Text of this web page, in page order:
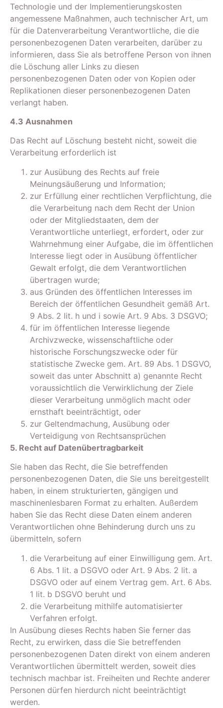
Technologie und der Implementierungskosten
angemessene Maßnahmen, auch technischer Art, um
für die Datenverarbeitung Verantwortliche, die die
personenbezogenen Daten verarbeiten, darüber zu
informieren, dass Sie als betroffene Person von ihnen
die Löschung aller Links zu diesen
personenbezogenen Daten oder von Kopien oder
Replikationen dieser personenbezogenen Daten
verlangt haben.
4.3 Ausnahmen
Das Recht auf Löschung besteht nicht, soweit die
Verarbeitung erforderlich ist
zur Ausübung des Rechts auf freie
Meinungsäußerung und Information;
zur Erfüllung einer rechtlichen Verpflichtung, die
die Verarbeitung nach dem Recht der Union
oder der Mitgliedstaaten, dem der
Verantwortliche unterliegt, erfordert, oder zur
Wahrnehmung einer Aufgabe, die im öffentlichen
Interesse liegt oder in Ausübung öffentlicher
Gewalt erfolgt, die dem Verantwortlichen
übertragen wurde;
aus Gründen des öffentlichen Interesses im
Bereich der öffentlichen Gesundheit gemäß Art.
9 Abs. 2 lit. h und i sowie Art. 9 Abs. 3 DSGVO;
für im öffentlichen Interesse liegende
Archivzwecke, wissenschaftliche oder
historische Forschungszwecke oder für
statistische Zwecke gem. Art. 89 Abs. 1 DSGVO,
soweit das unter Abschnitt a) genannte Recht
voraussichtlich die Verwirklichung der Ziele
dieser Verarbeitung unmöglich macht oder
ernsthaft beeinträchtigt, oder
zur Geltendmachung, Ausübung oder
Verteidigung von Rechtsansprüchen
5. Recht auf Datenübertragbarkeit
Sie haben das Recht, die Sie betreffenden
personenbezogenen Daten, die Sie uns bereitgestellt
haben, in einem strukturierten, gängigen und
maschinenlesbaren Format zu erhalten. Außerdem
haben Sie das Recht diese Daten einem anderen
Verantwortlichen ohne Behinderung durch uns zu
übermitteln, sofern
die Verarbeitung auf einer Einwilligung gem. Art.
6 Abs. 1 lit. a DSGVO oder Art. 9 Abs. 2 lit. a
DSGVO oder auf einem Vertrag gem. Art. 6 Abs.
1 lit. b DSGVO beruht und
die Verarbeitung mithilfe automatisierter
Verfahren erfolgt.
In Ausübung dieses Rechts haben Sie ferner das
Recht, zu erwirken, dass die Sie betreffenden
personenbezogenen Daten direkt von einem anderen
Verantwortlichen übermittelt werden, soweit dies
technisch machbar ist. Freiheiten und Rechte anderer
Personen dürfen hierdurch nicht beeinträchtigt
werden.